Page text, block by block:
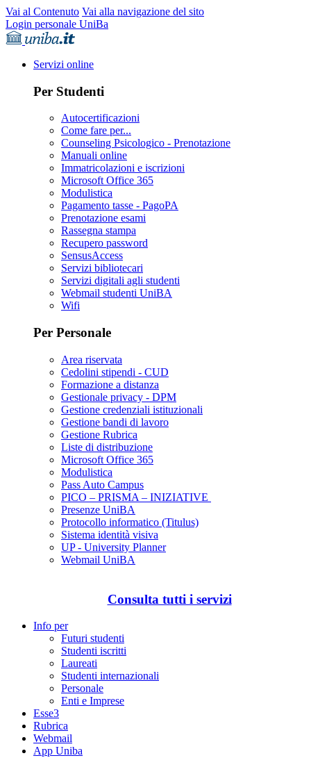
Vai al Contenuto Vai alla navigazione del sito
Login personale UniBa
Servizi online
Per Studenti
Autocertificazioni
Come fare per...
Counseling Psicologico - Prenotazione
Manuali online
Immatricolazioni e iscrizioni
Microsoft Office 365
Modulistica
Pagamento tasse - PagoPA
Prenotazione esami
Rassegna stampa
Recupero password
SensusAccess
Servizi bibliotecari
Servizi digitali agli studenti
Webmail studenti UniBA
Wifi
Per Personale
Area riservata
Cedolini stipendi - CUD
Formazione a distanza
Gestionale privacy - DPM
Gestione credenziali istituzionali
Gestione bandi di lavoro
Gestione Rubrica
Liste di distribuzione
Microsoft Office 365
Modulistica
Pass Auto Campus
PICO – PRISMA – INIZIATIVE
Presenze UniBA
Protocollo informatico (Titulus)
Sistema identità visiva
UP - University Planner
Webmail UniBA
Consulta tutti i servizi
Info per
Futuri studenti
Studenti iscritti
Laureati
Studenti internazionali
Personale
Enti e Imprese
Esse3
Rubrica
Webmail
App Uniba